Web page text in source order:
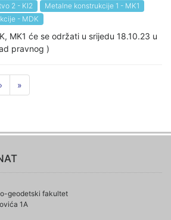
2 - KI2
Metalne konstrukcije 1 - MK1
- MDK
MK1 će se održati u srijedu 18.10.23 u
pravnog )
› »
geodetski fakultet
1A